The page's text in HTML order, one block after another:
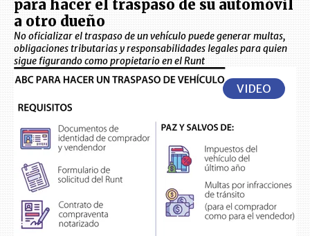
para hacer el traspaso de su automóvil
a otro dueño
No oficializar el traspaso de un vehículo puede generar multas,
obligaciones tributarias y responsabilidades legales para quien
sigue figurando como propietario en el Runt
VIDEO